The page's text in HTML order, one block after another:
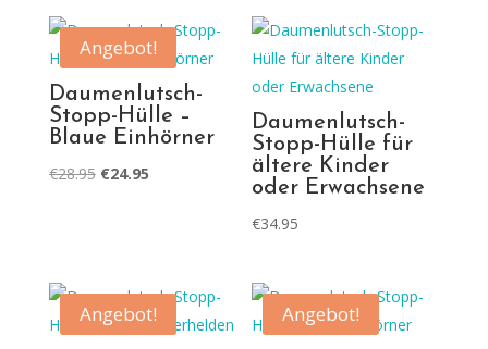
Angebot!
Daumenlutsch-
Stopp-Hülle –
Blaue Einhörner
€28.95 Ursprünglicher
€24.95Aktueller
Daumenlutsch-
Stopp-Hülle für
ältere Kinder
oder Erwachsene
€34.95
Angebot! Angebot!